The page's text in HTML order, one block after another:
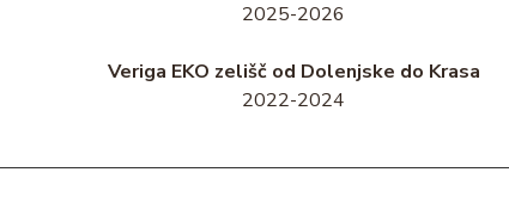
2025-2026
Veriga EKO zelišč od Dolenjske do Krasa
2022-2024